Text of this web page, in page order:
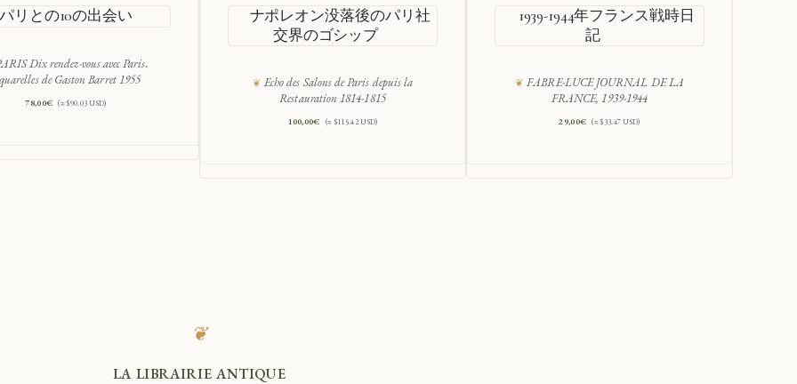
リとの10の出会い
Dix rendez-vous avec Paris.
de Gaston Barret 1955
78,00€ (≈ $90.03 USD)
ナポレオン没落後のパリ社
交界のゴシップ
Echo des Salons de Paris depuis la
Restauration 1814-1815
100,00€ (≈ $115.42 USD)
1939-1944年フランス戦時日
記
FABRE-LUCE JOURNAL DE LA
FRANCE, 1939-1944
29,00€ (≈ $33.47 USD)
❦
LA LIBRAIRIE ANTIQUE